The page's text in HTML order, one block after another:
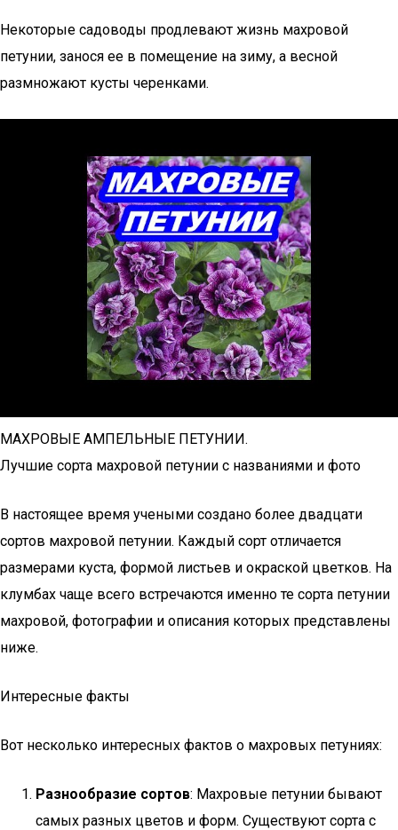
Некоторые садоводы продлевают жизнь махровой
петунии, занося ее в помещение на зиму, а весной
размножают кусты черенками.
МАХРОВЫЕ АМПЕЛЬНЫЕ ПЕТУНИИ.
Лучшие сорта махровой петунии с названиями и фото
В настоящее время учеными создано более двадцати
сортов махровой петунии. Каждый сорт отличается
размерами куста, формой листьев и окраской цветков. На
клумбах чаще всего встречаются именно те сорта петунии
махровой, фотографии и описания которых представлены
ниже.
Интересные факты
Вот несколько интересных фактов о махровых петуниях:
Разнообразие сортов: Махровые петунии бывают
самых разных цветов и форм. Существуют сорта с